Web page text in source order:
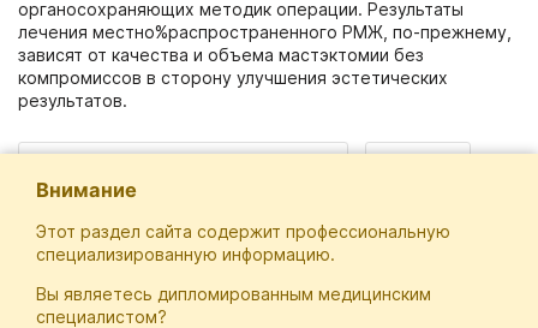
органосохраняющих методик операции. Результаты
лечения местно%распространенного РМЖ, по-прежнему,
зависят от качества и объема мастэктомии без
компромиссов в сторону улучшения эстетических
результатов.
Внимание
Этот раздел сайта содержит профессиональную
специализированную информацию.
Вы являетесь дипломированным медицинским
специалистом?
Отечественная Школа Онкологов